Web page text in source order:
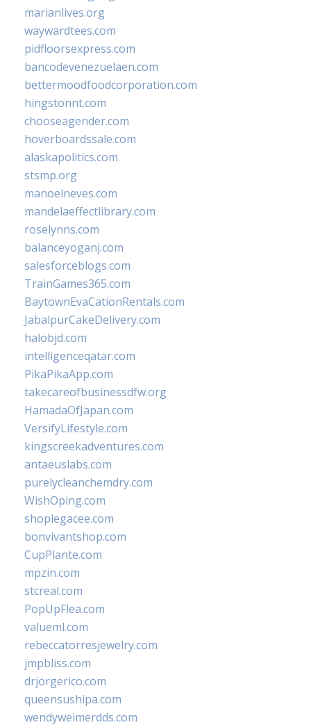
marianlives.org
waywardtees.com
pidfloorsexpress.com
bancodevenezuelaen.com
bettermoodfoodcorporation.com
hingstonnt.com
chooseagender.com
hoverboardssale.com
alaskapolitics.com
stsmp.org
manoelneves.com
mandelaeffectlibrary.com
roselynns.com
balanceyoganj.com
salesforceblogs.com
TrainGames365.com
BaytownEvaCationRentals.com
JabalpurCakeDelivery.com
halobjd.com
intelligenceqatar.com
PikaPikaApp.com
takecareofbusinessdfw.org
HamadaOfJapan.com
VersifyLifestyle.com
kingscreekadventures.com
antaeuslabs.com
purelycleanchemdry.com
WishOping.com
shoplegacee.com
bonvivantshop.com
CupPlante.com
mpzin.com
stcreal.com
PopUpFlea.com
valueml.com
rebeccatorresjewelry.com
jmpbliss.com
drjorgerico.com
queensushipa.com
wendyweimerdds.com